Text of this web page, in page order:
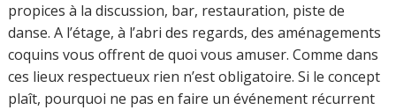
propices à la discussion, bar, restauration, piste de
danse. A l’étage, à l’abri des regards, des aménagements
coquins vous offrent de quoi vous amuser. Comme dans
ces lieux respectueux rien n’est obligatoire. Si le concept
plaît, pourquoi ne pas en faire un événement récurrent